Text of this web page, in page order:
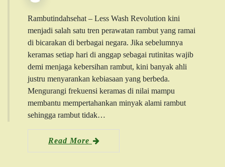
Rambutindahsehat – Less Wash Revolution kini
menjadi salah satu tren perawatan rambut yang ramai
di bicarakan di berbagai negara. Jika sebelumnya
keramas setiap hari di anggap sebagai rutinitas wajib
demi menjaga kebersihan rambut, kini banyak ahli
justru menyarankan kebiasaan yang berbeda.
Mengurangi frekuensi keramas di nilai mampu
membantu mempertahankan minyak alami rambut
sehingga rambut tidak…
Read More